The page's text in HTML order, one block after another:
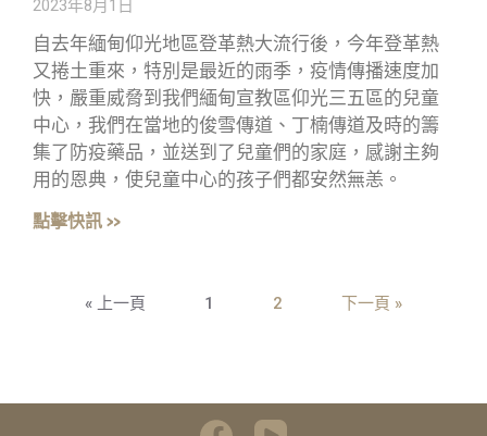
2023年8月1日
自去年緬甸仰光地區登革熱大流行後，今年登革熱
又捲土重來，特別是最近的雨季，疫情傳播速度加
快，嚴重威脅到我們緬甸宣教區仰光三五區的兒童
中心，我們在當地的俊雪傳道、丁楠傳道及時的籌
集了防疫藥品，並送到了兒童們的家庭，感謝主夠
用的恩典，使兒童中心的孩子們都安然無恙。
點擊快訊 »
« 上一頁 1 2 下一頁 »